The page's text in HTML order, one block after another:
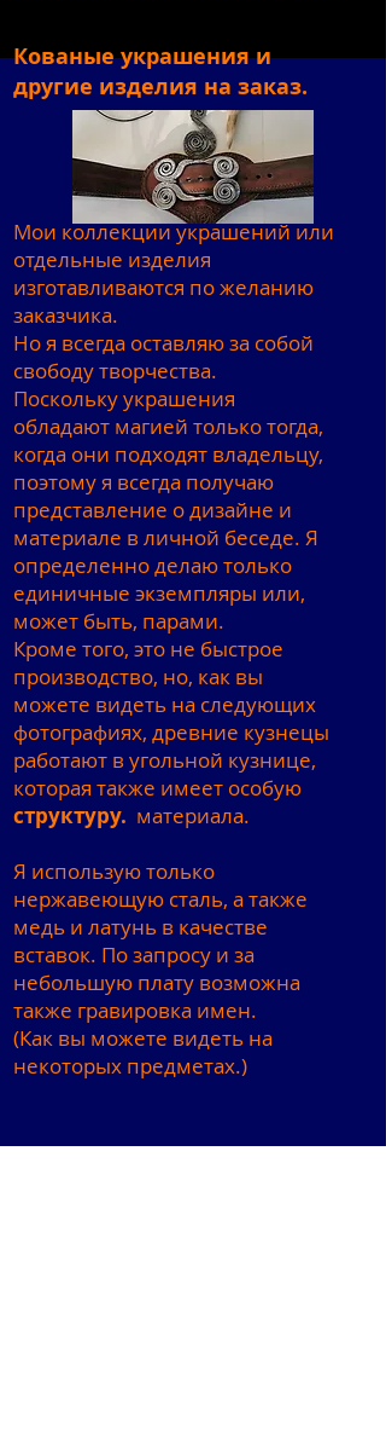
Кованые украшения и
другие изделия на заказ.
Мои коллекции украшений или
отдельные изделия
изготавливаются по желанию
заказчика.
Но я всегда оставляю за собой
свободу творчества.
Поскольку украшения
обладают магией только тогда,
когда они подходят владельцу,
поэтому я всегда получаю
представление о дизайне и
материале в личной беседе. Я
определенно делаю только
единичные экземпляры или,
может быть, парами.
Кроме того, это не быстрое
производство, но, как вы
можете видеть на следующих
фотографиях, древние кузнецы
работают в угольной кузнице,
которая также имеет особую
структуру. материала.
Я использую только
нержавеющую сталь, а также
медь и латунь в качестве
вставок. По запросу и за
небольшую плату возможна
также гравировка имен.
(Как вы можете видеть на
некоторых предметах.)